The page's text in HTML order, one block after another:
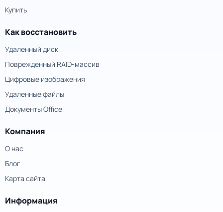
Купить
Как восстановить
Удаленный диск
Поврежденный RAID-массив
Цифровые изображения
Удаленные файлы
Документы Office
Компания
О нас
Блог
Карта сайта
Информация